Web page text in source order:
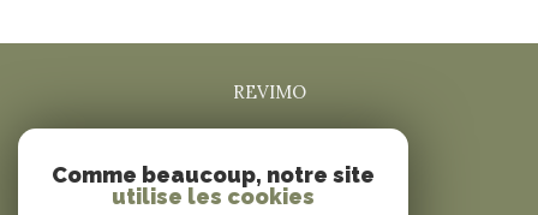
REVIMO
revimo@sfr.fr
34160 boisseron
Comme beaucoup, notre site
utilise les cookies